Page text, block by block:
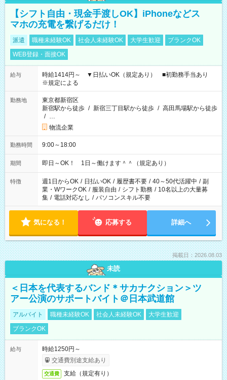
【シフト自由・現金手渡しOK】iPhoneなどス
マホの充電を繋げるだけ！
派遣 職種未経験OK 社会人未経験OK 大学生歓迎
ブランクOK
WEB登録・面接OK
給与
時給1414円～ ▼日払いOK（規定あり） ■初勤務手当あり
※規定による
勤務地
東京都新宿区
新宿駅から徒歩 / 新宿三丁目駅から徒歩 / 高田馬場駅から徒歩
/ …
物流企業
勤務時間 9:00～18:00
期間 即日～OK！ 1日～働けます＾＾（規定あり）
特徴 週1日からOK / 日払いOK / 履歴書不要 / 40～50代活躍中 / 副
業・WワークOK / 服装自由 / シフト勤務 / 10名以上の大量募
集 / 電話対応なし / パソコンスキル不要
気になる！ 応募する 詳細へ
掲載日：2026.08.03
未読
＜日本を代表するバンド＊サカナクション＞ツ
アー公演のサポートバイト＠日本武道館
アルバイト 職種未経験OK 社会人未経験OK
大学生歓迎
ブランクOK
給与
時給1250円～
交通費別途支給あり
交通費 支給（規定有り）